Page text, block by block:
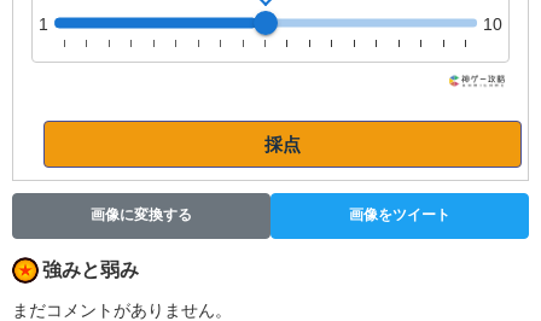
1 10
採点
画像に変換する 画像をツイート
強みと弱み
まだコメントがありません。